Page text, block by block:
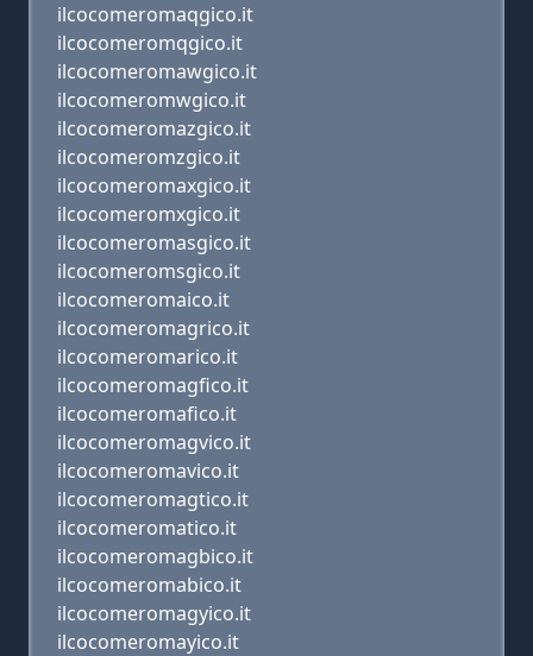
ilcocomeromaqgico.it
ilcocomeromqgico.it
ilcocomeromawgico.it
ilcocomeromwgico.it
ilcocomeromazgico.it
ilcocomeromzgico.it
ilcocomeromaxgico.it
ilcocomeromxgico.it
ilcocomeromasgico.it
ilcocomeromsgico.it
ilcocomeromaico.it
ilcocomeromagrico.it
ilcocomeromarico.it
ilcocomeromagfico.it
ilcocomeromafico.it
ilcocomeromagvico.it
ilcocomeromavico.it
ilcocomeromagtico.it
ilcocomeromatico.it
ilcocomeromagbico.it
ilcocomeromabico.it
ilcocomeromagyico.it
ilcocomeromayico.it